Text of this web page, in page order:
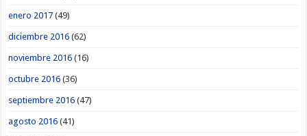
enero 2017 (49)
diciembre 2016 (62)
noviembre 2016 (16)
octubre 2016 (36)
septiembre 2016 (47)
agosto 2016 (41)